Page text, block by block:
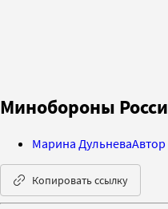
Минобороны
Марина ДульневаАвтор
Копировать ссылку